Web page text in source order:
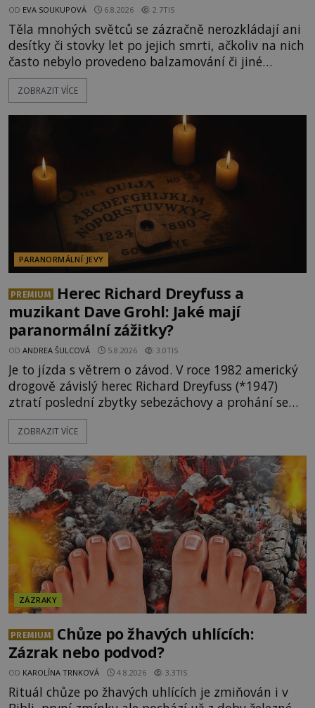
OD EVA SOUKUPOVÁ 6.8.2026 2.7TIS
Těla mnohých světců se zázračně nerozkládají ani
desítky či stovky let po jejich smrti, ačkoliv na nich
často nebylo provedeno balzamování či jiné
pokusy o konzervaci. Neporušené ostatky bývají
považovány za důkaz svatosti zemřelých. Jaké
ZOBRAZIT VÍCE
PARANORMÁLNÍ JEVY
PREMIUM
Herec Richard Dreyfuss a
muzikant Dave Grohl: Jaké mají
paranormální zážitky?
OD ANDREA ŠULCOVÁ 5.8.2026 3.0TIS
Je to jízda s větrem o závod. V roce 1982 americký
drogově závislý herec Richard Dreyfuss (*1947)
ztratí poslední zbytky sebezáchovy a prohání se
po silnicích ve svém mercedesu jako utržený ze
řetězu. Vše vyvrcholí katastrofou, když to Dreyfuss
následně nalezne schovaný kokain. Tímto
momentem se slavnému
ZOBRAZIT VÍCE
ZÁZRAKY
PREMIUM
Chůze po žhavých uhlících:
Zázrak nebo podvod?
OD KAROLÍNA TRNKOVÁ 4.8.2026 3.3TIS
Rituál chůze po žhavých uhlících je zmiňován i v